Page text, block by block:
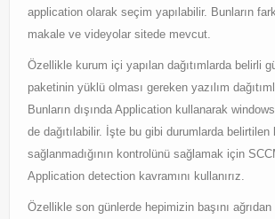
application olarak seçim yapılabilir. Bunların
makale ve videyolar sitede mevcut.
Özellikle kurum içi yapılan dağıtımlarda belirli
paketinin yüklü olması gereken yazılım
Bunların dışında Application kullanarak
de dağıtılabilir. İşte bu gibi durumlarda belirtilen
sağlanmadığının kontrolünü sağlamak için
Application detection kavramını kullanırız.
Özellikle son günlerde hepimizin başını ağrıdan